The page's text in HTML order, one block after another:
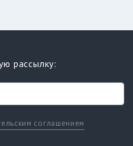
рассылку:
соглашением